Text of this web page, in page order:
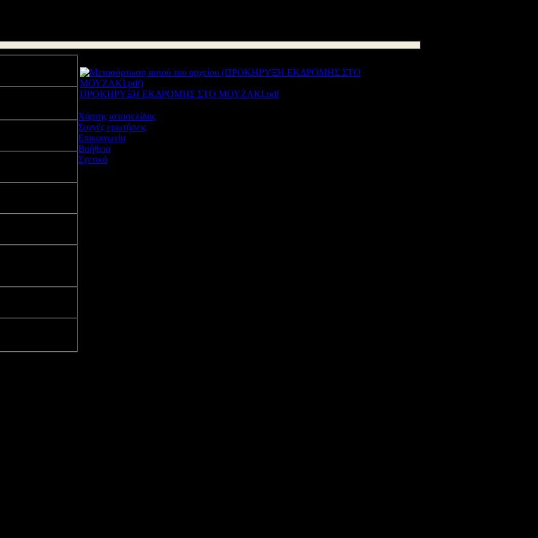
ΠΡΟΚΗΡΥΞΗ ΕΚΔΡΟΜΗΣ ΣΤΟ ΜΟΥΖΑΚΙ.pdf
Χάρτης ιστοσελίδας
Συχνές ερωτήσεις
Επικοινωνία
Βοήθεια
Σχετικά